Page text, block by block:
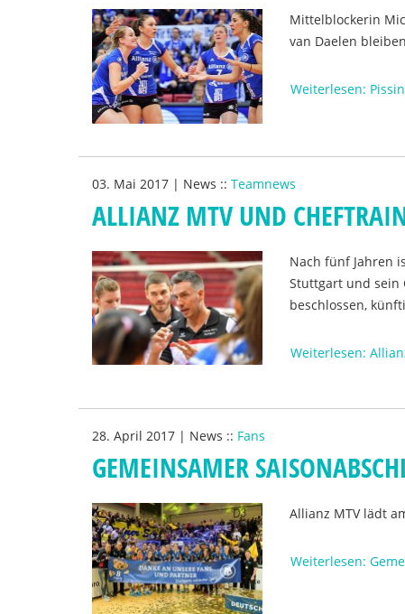
Mittelblockerin
van Daelen
Weiterlesen:
03. Mai 2017 | News :: Teamnews
ALLIANZ MTV UND
Nach fünf Jahren
Stuttgart und sein
beschlossen,
Weiterlesen:
28. April 2017 | News :: Fans
GEMEINSAMER
Allianz MTV lädt
Weiterlesen: